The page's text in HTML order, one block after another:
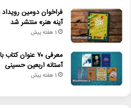
فراخوان دومین
آینه هنر» منتشر شد
1 هفته پیش
معرفی ۷۰
آستانه اربعین حسینی
1 هفته پیش